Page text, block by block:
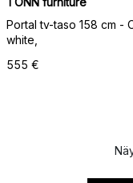
Portal tv-taso 158 cm -
white,
555 €